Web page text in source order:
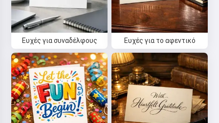
Ευχές για συναδέλφους Ευχές για το αφεντικό
Γεια σας 👋
Μπορώ να δημιουργήσω
τραγούδια, να γράψω ποιήματα
και ευχές 🥰
Δοκιμάστε το